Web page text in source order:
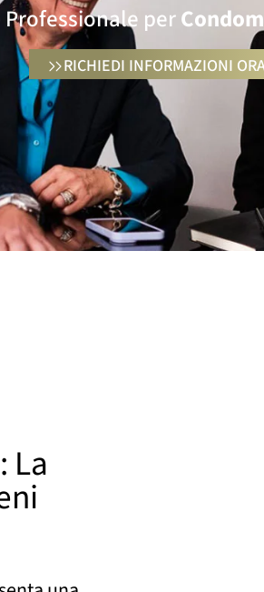
Professionale per
RICHIEDI INFORMAZIONI
La